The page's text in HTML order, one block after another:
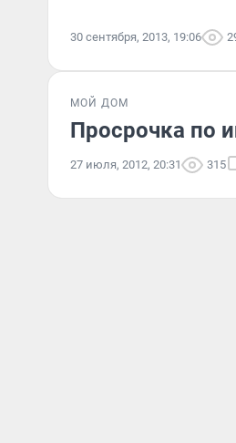
30 сентября, 2013, 19:06
МОЙ ДОМ
Просрочка по
27 июля, 2012, 20:31 315